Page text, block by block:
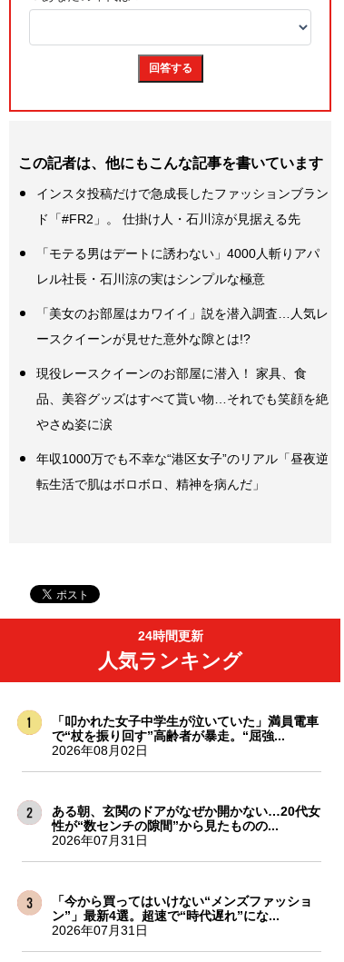
この記者は、他にもこんな記事を書いています
インスタ投稿だけで急成長したファッションブラン
ド「#FR2」。 仕掛け人・石川涼が見据える先
「モテる男はデートに誘わない」4000人斬りアパ
レル社長・石川涼の実はシンプルな極意
「美女のお部屋はカワイイ」説を潜入調査…人気レ
ースクイーンが見せた意外な隙とは!?
現役レースクイーンのお部屋に潜入！ 家具、食
品、美容グッズはすべて貰い物…それでも笑顔を絶
やさぬ姿に涙
年収1000万でも不幸な“港区女子”のリアル「昼夜逆
転生活で肌はボロボロ、精神を病んだ」
24時間更新
人気ランキング
「叩かれた女子中学生が泣いていた」満員電車
で“杖を振り回す”高齢者が暴走。“屈強...
2026年08月02日
ある朝、玄関のドアがなぜか開かない…20代女
性が“数センチの隙間”から見たものの...
2026年07月31日
「今から買ってはいけない“メンズファッショ
ン”」最新4選。超速で“時代遅れ”にな...
2026年07月31日